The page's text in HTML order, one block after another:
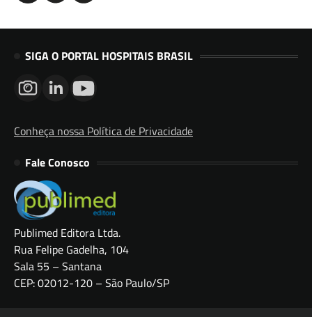
SIGA O PORTAL HOSPITAIS BRASIL
Conheça nossa Política de Privacidade
Fale Conosco
Publimed Editora Ltda.
Rua Felipe Gadelha, 104
Sala 55 – Santana
CEP: 02012-120 – São Paulo/SP